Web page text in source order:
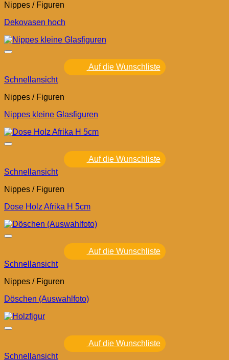
Nippes / Figuren
Dekovasen hoch
Auf die Wunschliste
Schnellansicht
Nippes / Figuren
Nippes kleine Glasfiguren
Auf die Wunschliste
Schnellansicht
Nippes / Figuren
Dose Holz Afrika H 5cm
Auf die Wunschliste
Schnellansicht
Nippes / Figuren
Döschen (Auswahlfoto)
Auf die Wunschliste
Schnellansicht